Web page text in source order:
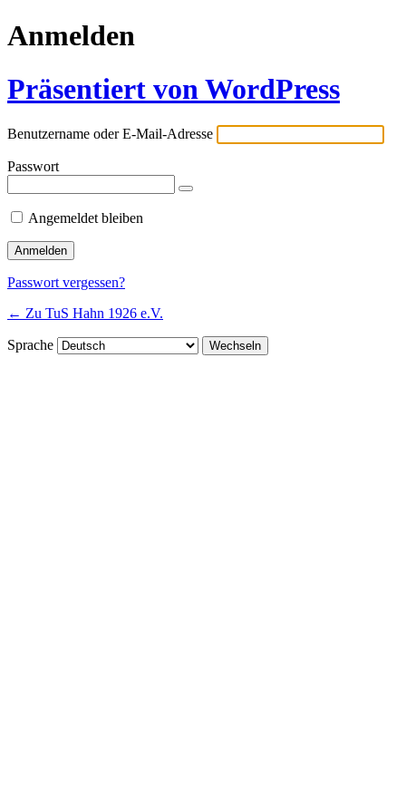
Anmelden
Präsentiert von WordPress
Benutzername oder E-Mail-Adresse
Passwort
Angemeldet bleiben
Passwort vergessen?
← Zu TuS Hahn 1926 e.V.
Sprache